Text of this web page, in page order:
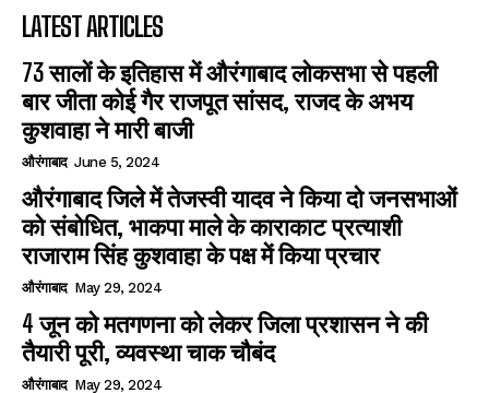
LATEST ARTICLES
73 सालों के इतिहास में औरंगाबाद लोकसभा से पहली
बार जीता कोई गैर राजपूत सांसद, राजद के अभय
कुशवाहा ने मारी बाजी
औरंगाबाद June 5, 2024
औरंगाबाद जिले में तेजस्वी यादव ने किया दो जनसभाओं
को संबोधित, भाकपा माले के काराकाट प्रत्याशी
राजाराम सिंह कुशवाहा के पक्ष में किया प्रचार
औरंगाबाद May 29, 2024
4 जून को मतगणना को लेकर जिला प्रशासन ने की
तैयारी पूरी, व्यवस्था चाक चौबंद
औरंगाबाद May 29, 2024